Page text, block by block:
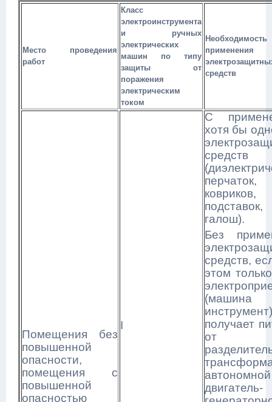
Место проведения
работ
Класс
электроинструмента
и ручных
электрических
машин по типу
защиты от
поражения
электрическим
током
Необходимость
применения
средств
Помещения без
повышенной
опасности,
помещения с
повышенной
опасностью
I
С
хотя бы
средств
перчаток,
ковриков,
подставок,
галош).
Без
средств,
этом
инструмент)
получает
от
автономной
двигатель-